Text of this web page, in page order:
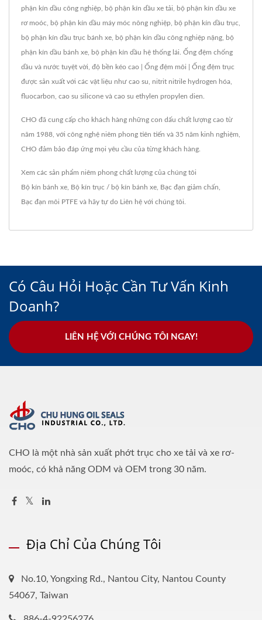
phận kín dầu công nghiệp, bộ phận kín dầu xe tải, bộ phận kín dầu xe
rơ moóc, bộ phận kín dầu máy móc nông nghiệp, bộ phận kín dầu trục,
bộ phận kín dầu trục bánh xe, bộ phận kín dầu công nghiệp nặng, bộ
phận kín dầu bánh xe, bộ phận kín dầu hệ thống lái. Ống đệm chống
dầu và nước tuyệt vời, độ bền kéo cao | Ống đệm môi | Ống đệm trục
được sản xuất với các vật liệu như cao su, nitrit nitrile hydrogen hóa,
fluocarbon, cao su silicone và cao su ethylen propylen dien.
CHO đã cung cấp cho khách hàng những con dấu chất lượng cao từ
năm 1988, với công nghệ niêm phong tiên tiến và 35 năm kinh nghiệm,
CHO đảm bảo đáp ứng mọi yêu cầu của từng khách hàng.
Xem các sản phẩm niêm phong chất lượng của chúng tôi
Bộ kín bánh xe Bộ kín trục / bộ kín bánh xe Bạc đạn giảm chấn
Bạc đạn môi PTFE và hãy tự do Liên hệ với chúng tôi
Có Câu Hỏi Hoặc Cần Tư Vấn Kinh
Doanh?
LIÊN HỆ VỚI CHÚNG TÔI NGAY!
CHO là một nhà sản xuất phớt trục cho xe tải và xe rơ-
moóc, có khả năng ODM và OEM trong 30 năm.
Địa Chỉ Của Chúng Tôi
No.10, Yongxing Rd., Nantou City, Nantou County
54067, Taiwan